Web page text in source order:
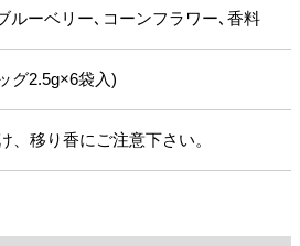
ルーベリー､コーンフラワー､香料
グ2.5g×6袋入)
、移り香にご注意下さい。